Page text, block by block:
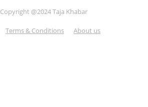
Copyright @2024 Taja Khabar
Terms & Conditions About us